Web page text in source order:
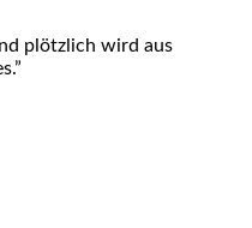
plötzlich wird aus